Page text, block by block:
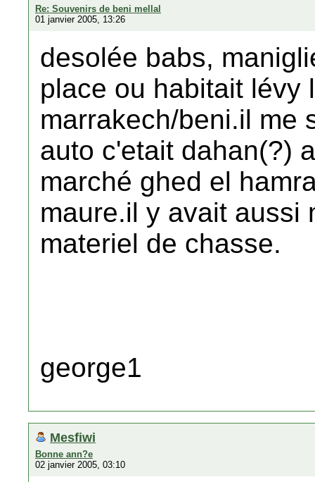
Re: Souvenirs de beni mellal
01 janvier 2005, 13:26
desolée babs,
place ou habitait lévy
marrakech/beni.il me
auto c'etait dahan(?)
marché ghed el
maure.il y avait aussi
materiel de chasse.
george1
Mesfiwi
Bonne ann?e
02 janvier 2005, 03:10